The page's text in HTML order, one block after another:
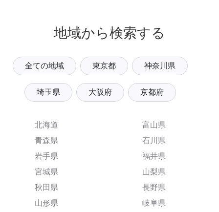
地域から検索する
全ての地域 東京都 神奈川県
埼玉県 大阪府 京都府
北海道
青森県
岩手県
宮城県
秋田県
山形県
富山県
石川県
福井県
山梨県
長野県
岐阜県